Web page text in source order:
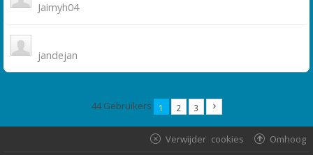
Jaimyh04
jandejan
44 Gebruikers 1 2 3
Omhoog
Verwijder cookies